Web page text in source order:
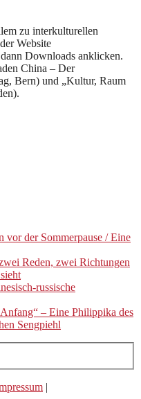
zu interkulturellen
Website
Downloads anklicken.
China – Der
Bern) und „Kultur, Raum
der Sommerpause / Eine
Reden, zwei Richtungen
russische
– Eine Philippika des
Sengpiehl
|